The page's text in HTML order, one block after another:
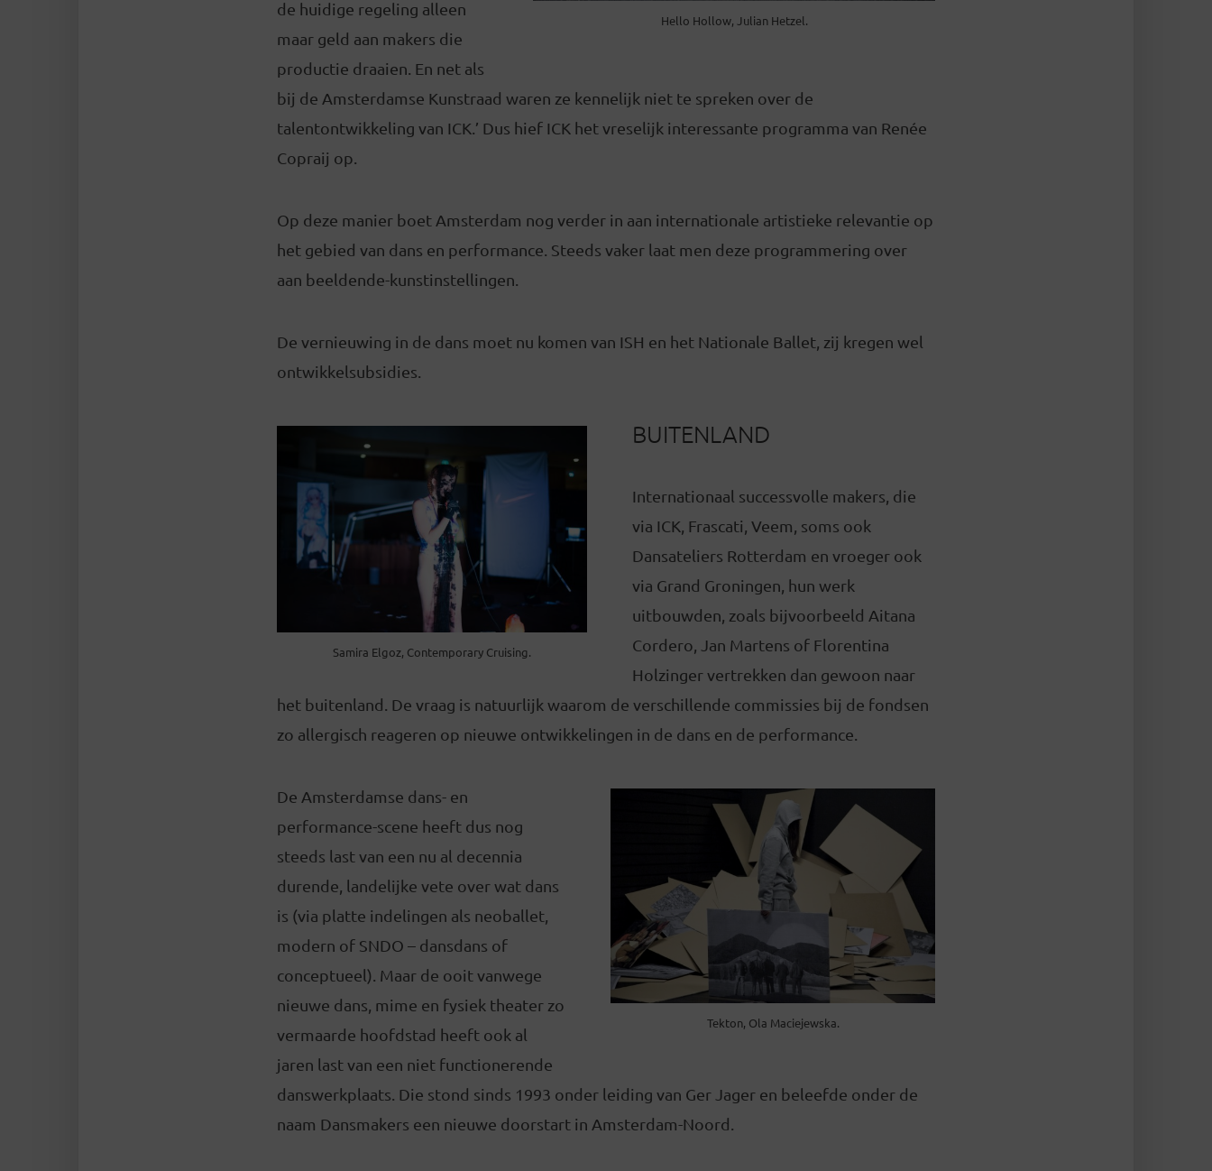
Hello Hollow, Julian Hetzel.
de huidige regeling alleen
maar geld aan makers die
productie draaien. En net als
bij de Amsterdamse Kunstraad waren ze kennelijk niet te spreken over de
talentontwikkeling van ICK.’ Dus hief ICK het vreselijk interessante programma van Renée
Copraij op.
Op deze manier boet Amsterdam nog verder in aan internationale artistieke relevantie op
het gebied van dans en performance. Steeds vaker laat men deze programmering over
aan beeldende-kunstinstellingen.
De vernieuwing in de dans moet nu komen van ISH en het Nationale Ballet, zij kregen wel
ontwikkelsubsidies.
Samira Elgoz, Contemporary Cruising.
BUITENLAND
Internationaal successvolle makers, die
via ICK, Frascati, Veem, soms ook
Dansateliers Rotterdam en vroeger ook
via Grand Groningen, hun werk
uitbouwden, zoals bijvoorbeeld Aitana
Cordero, Jan Martens of Florentina
Holzinger vertrekken dan gewoon naar
het buitenland. De vraag is natuurlijk waarom de verschillende commissies bij de fondsen
zo allergisch reageren op nieuwe ontwikkelingen in de dans en de performance.
Tekton, Ola Maciejewska.
De Amsterdamse dans- en
performance-scene heeft dus nog
steeds last van een nu al decennia
durende, landelijke vete over wat dans
is (via platte indelingen als neoballet,
modern of SNDO – dansdans of
conceptueel). Maar de ooit vanwege
nieuwe dans, mime en fysiek theater zo
vermaarde hoofdstad heeft ook al
jaren last van een niet functionerende
danswerkplaats. Die stond sinds 1993 onder leiding van Ger Jager en beleefde onder de
naam Dansmakers een nieuwe doorstart in Amsterdam-Noord.